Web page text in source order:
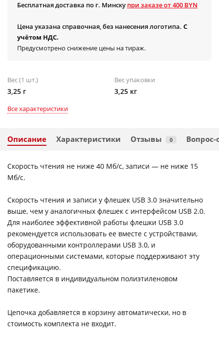
Бесплатная доставка по г. Минску при заказе от 400 BYN
Цена указана справочная, без нанесения логотипа. С
учётом НДС.
Предусмотрено снижение цены на тираж.
Вес (1 шт.)
3,25 г
Вес упаковки
3,25 кг
Все характеристики
Описание Характеристики Отзывы 0 Вопрос-
Скорость чтения не ниже 40 Мб/с, записи — не ниже 15
Мб/с.
Скорость чтения и записи у флешек USB 3.0 значительно
выше, чем у аналогичных флешек с интерфейсом USB 2.0.
Для наиболее эффективной работы флешки USB 3.0
рекомендуется использовать ее вместе с устройствами,
оборудованными контроллерами USB 3.0, и
операционными системами, которые поддерживают эту
спецификацию.
Поставляется в индивидуальном полиэтиленовом
пакетике.
Цепочка добавляется в корзину автоматически, но в
стоимость комплекта не входит.